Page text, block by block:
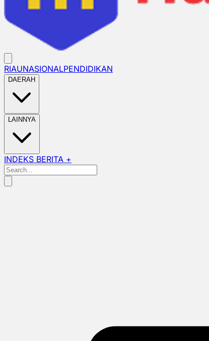
RIAUNASIONALPENDIDIKAN
DAERAH
LAINNYA
INDEKS BERITA +